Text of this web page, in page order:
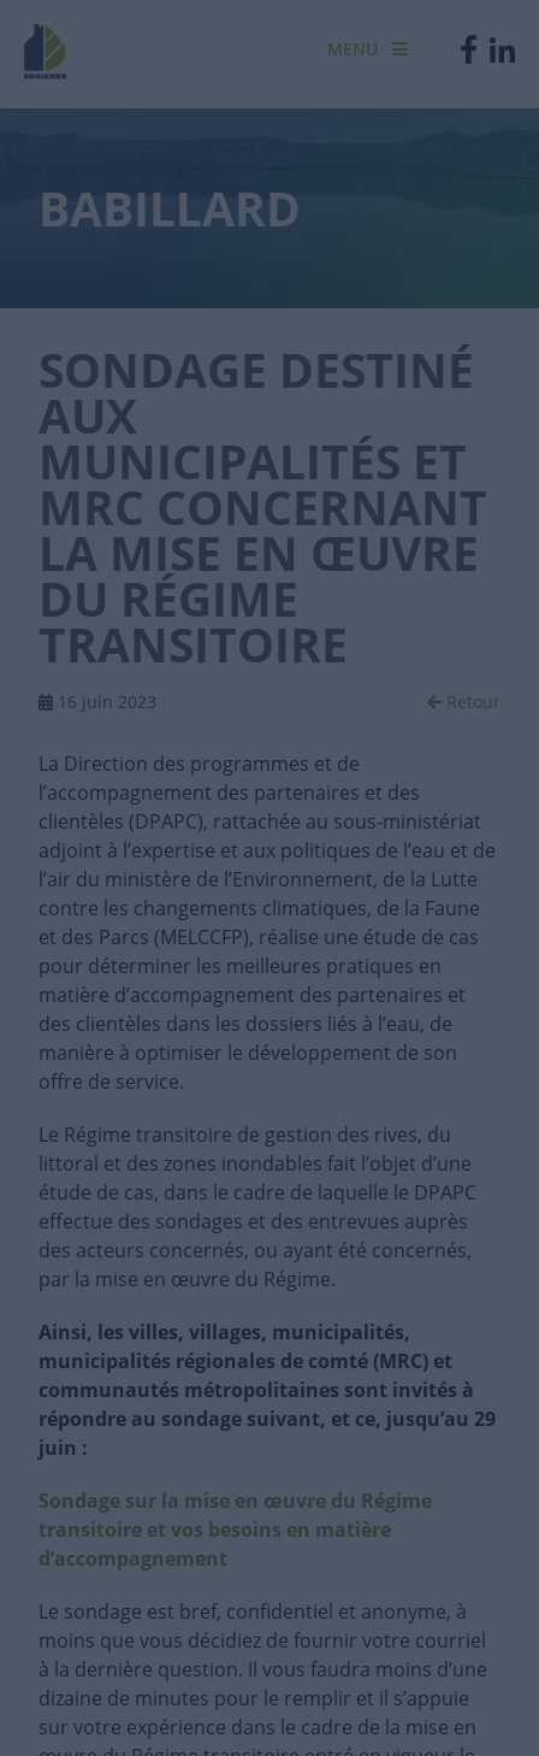
MENU
BABILLARD
SONDAGE DESTINÉ
AUX
MUNICIPALITÉS ET
MRC CONCERNANT
LA MISE EN ŒUVRE
DU RÉGIME
TRANSITOIRE
16 juin 2023 Retour
La Direction des programmes et de
l’accompagnement des partenaires et des
clientèles (DPAPC), rattachée au sous-ministériat
adjoint à l’expertise et aux politiques de l’eau et de
l’air du ministère de l’Environnement, de la Lutte
contre les changements climatiques, de la Faune
et des Parcs (MELCCFP), réalise une étude de cas
pour déterminer les meilleures pratiques en
matière d’accompagnement des partenaires et
des clientèles dans les dossiers liés à l’eau, de
manière à optimiser le développement de son
offre de service.
Le Régime transitoire de gestion des rives, du
littoral et des zones inondables fait l’objet d’une
étude de cas, dans le cadre de laquelle le DPAPC
effectue des sondages et des entrevues auprès
des acteurs concernés, ou ayant été concernés,
par la mise en œuvre du Régime.
Ainsi, les villes, villages, municipalités,
municipalités régionales de comté (MRC) et
communautés métropolitaines sont invités à
répondre au sondage suivant, et ce, jusqu’au 29
juin :
Sondage sur la mise en œuvre du Régime
transitoire et vos besoins en matière
d’accompagnement
Le sondage est bref, confidentiel et anonyme, à
moins que vous décidiez de fournir votre courriel
à la dernière question. Il vous faudra moins d’une
dizaine de minutes pour le remplir et il s’appuie
sur votre expérience dans le cadre de la mise en